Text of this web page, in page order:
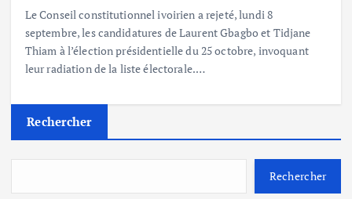
Le Conseil constitutionnel ivoirien a rejeté, lundi 8
septembre, les candidatures de Laurent Gbagbo et Tidjane
Thiam à l’élection présidentielle du 25 octobre, invoquant
leur radiation de la liste électorale.…
Rechercher
Rechercher